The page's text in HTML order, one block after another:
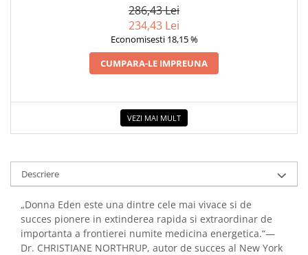
Dictionare
Enciclopedii
Kids Book Club
Legende istorice
286,43 Lei
234,43 Lei
Economisesti 18,15 %
CUMPARA-LE IMPREUNA
VEZI MAI MULT
Descriere
„Donna Eden este una dintre cele mai vivace si de
succes pionere in extinderea rapida si extraordinar de
importanta a frontierei numite medicina energetica.“—
Dr. CHRISTIANE NORTHRUP, autor de succes al New York